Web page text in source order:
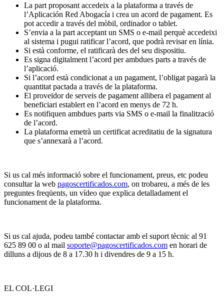
La part proposant accedeix a la plataforma a través de
l’Aplicación Red Abogacía i crea un acord de pagament. Es
pot accedir a través del mòbil, ordinador o tablet.
S’envia a la part acceptant un SMS o e-mail perquè accedeixi
al sistema i pugui ratificar l’acord, que podrà revisar en línia.
Si està conforme, el ratificarà des del seu dispositiu.
Es signa digitalment l’acord per ambdues parts a través de
l’aplicació.
Si l’acord està condicionat a un pagament, l’obligat pagarà la
quantitat pactada a través de la plataforma.
El proveïdor de serveis de pagament allibera el pagament al
beneficiari establert en l’acord en menys de 72 h.
Es notifiquen ambdues parts via SMS o e-mail la finalització
de l’acord.
La plataforma emetrà un certificat acreditatiu de la signatura
que s’annexarà a l’acord.
Si us cal més informació sobre el funcionament, preus, etc podeu
consultar la web pagoscertificados.com, on trobareu, a més de les
preguntes freqüents, un vídeo que explica detalladament el
funcionament de la plataforma.
Si us cal ajuda, podeu també contactar amb el suport tècnic al 91
625 89 00 o al mail soporte@pagoscertificados.com en horari de
dilluns a dijous de 8 a 17.30 h i divendres de 9 a 15 h.
EL COL·LEGI